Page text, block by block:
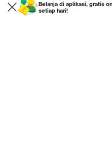
Belanja di aplikasi, gratis
setiap hari!